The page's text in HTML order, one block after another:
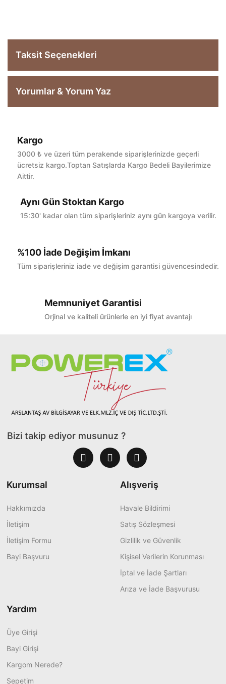
Taksit Seçenekleri
Yorumlar & Yorum Yaz
Bu ürüne ilk yorumu siz yapın!
Kargo
3000 ₺ ve üzeri tüm perakende siparişlerinizde geçerli
ücretsiz kargo.Toptan Satışlarda Kargo Bedeli Bayilerimize
Aittir.
Aynı Gün Stoktan Kargo
15:30' kadar olan tüm siparişleriniz aynı gün kargoya verilir.
%100 İade Değişim İmkanı
Tüm siparişleriniz iade ve değişim garantisi güvencesindedir.
Memnuniyet Garantisi
Orjinal ve kaliteli ürünlerle en iyi fiyat avantajı
Bizi takip ediyor musunuz ?
Kurumsal
Hakkımızda
İletişim
İletişim Formu
Bayi Başvuru
Alışveriş
Havale Bildirimi
Satış Sözleşmesi
Gizlilik ve Güvenlik
Kişisel Verilerin Korunması
İptal ve İade Şartları
Arıza ve İade Başvurusu
Yardım
Üye Girişi
Bayi Girişi
Kargom Nerede?
Sepetim